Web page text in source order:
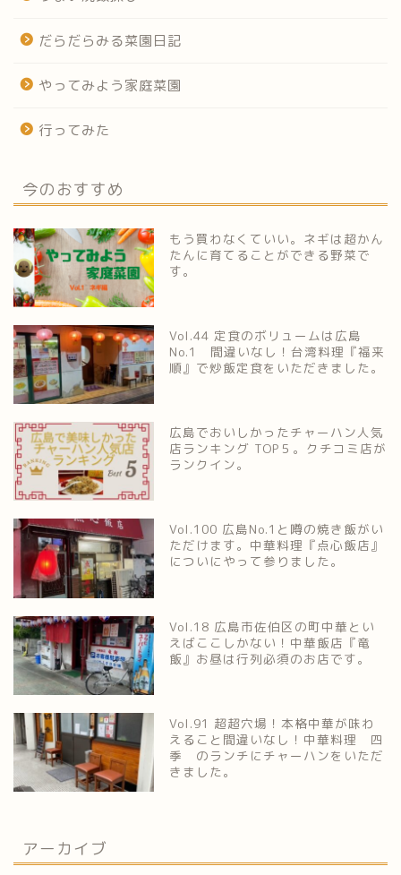
だらだらみる菜園日記
やってみよう家庭菜園
行ってみた
今のおすすめ
もう買わなくていい。ネギは超かん
たんに育てることができる野菜で
す。
Vol.44 定食のボリュームは広島
No.1 間違いなし！台湾料理『福来
順』で炒飯定食をいただきました。
広島でおいしかったチャーハン人気
店ランキング TOP５。クチコミ店が
ランクイン。
Vol.100 広島No.1と噂の焼き飯がい
ただけます。中華料理『点心飯店』
についにやって参りました。
Vol.18 広島市佐伯区の町中華とい
えばここしかない！中華飯店『竜
飯』お昼は行列必須のお店です。
Vol.91 超超穴場！本格中華が味わ
えること間違いなし！中華料理 四
季 のランチにチャーハンをいただ
きました。
アーカイブ